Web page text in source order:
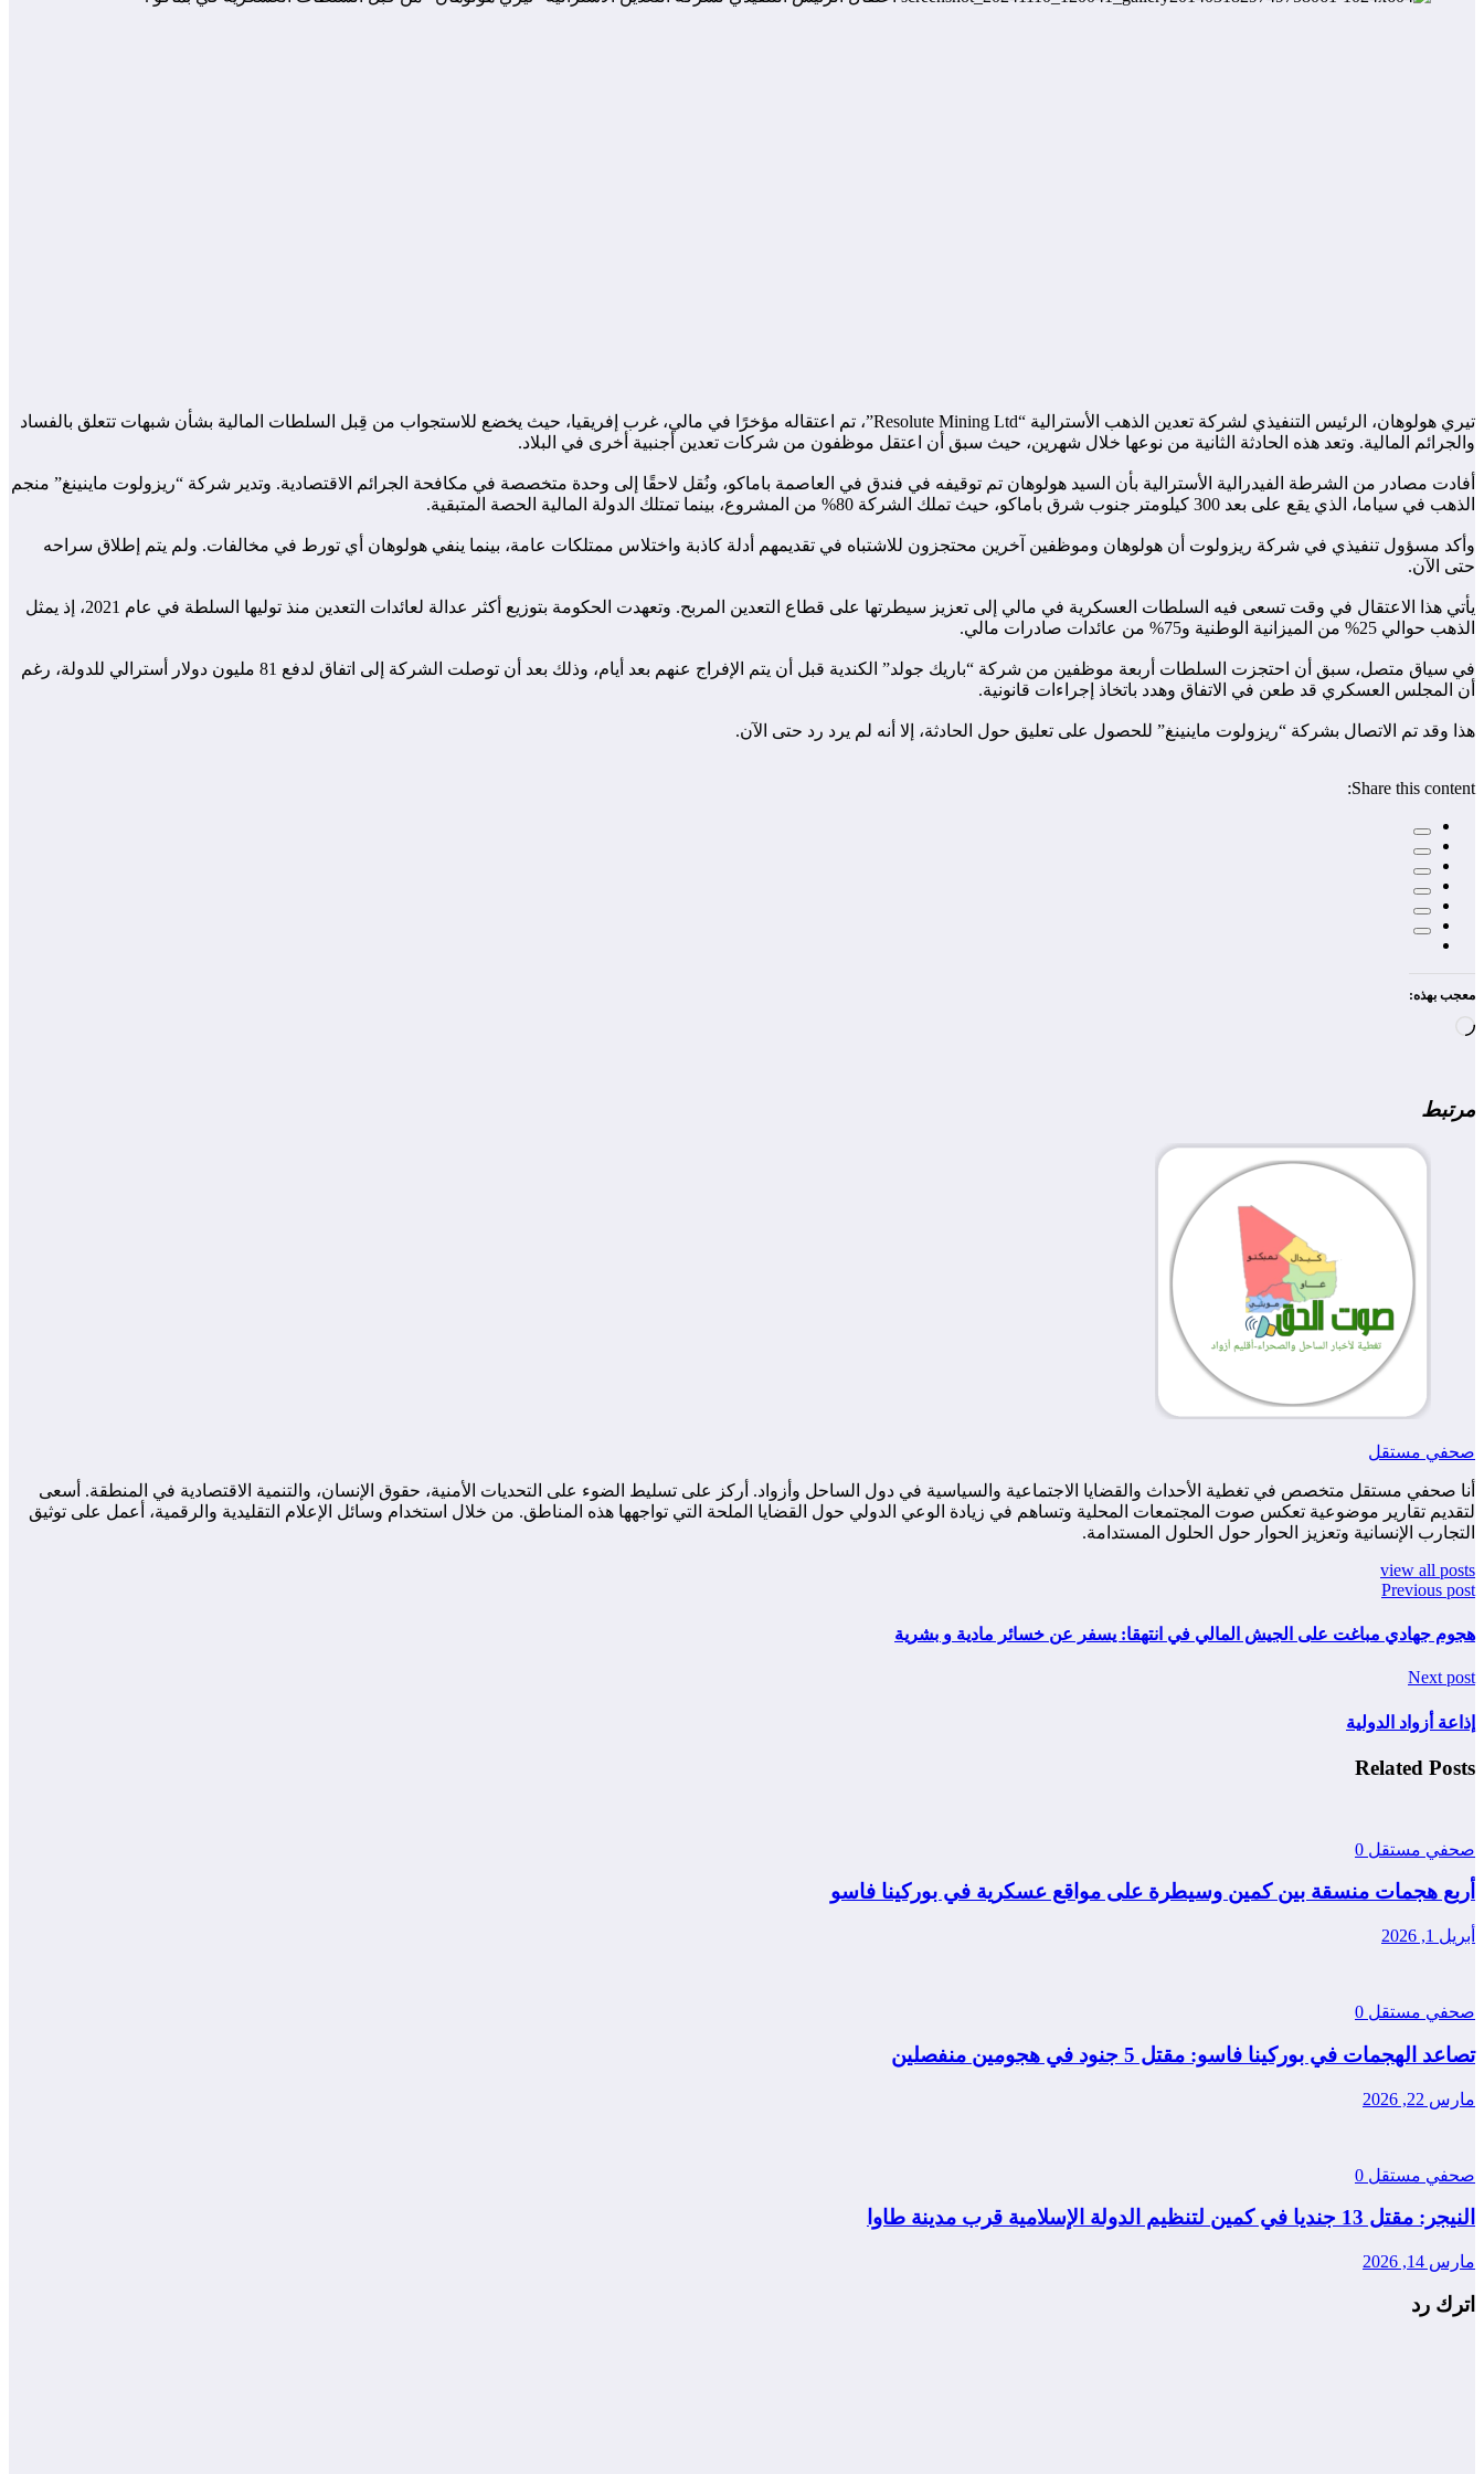
تيري هولوهان، الرئيس التنفيذي لشركة تعدين الذهب الأسترالية “Resolute Mining Ltd”، تم اعتقاله مؤخرًا في مالي، غرب إفريقيا، حيث يخضع للاستجواب من قِبل السلطات المالية بشأن شبهات تتعلق بالفساد
والجرائم المالية. وتعد هذه الحادثة الثانية من نوعها خلال شهرين، حيث سبق أن اعتقل موظفون من شركات تعدين أجنبية أخرى في البلاد.
أفادت مصادر من الشرطة الفيدرالية الأسترالية بأن السيد هولوهان تم توقيفه في فندق في العاصمة باماكو، ونُقل لاحقًا إلى وحدة متخصصة في مكافحة الجرائم الاقتصادية. وتدير شركة “ريزولوت ماينينغ” منجم
الذهب في سياما، الذي يقع على بعد 300 كيلومتر جنوب شرق باماكو، حيث تملك الشركة 80% من المشروع، بينما تمتلك الدولة المالية الحصة المتبقية.
وأكد مسؤول تنفيذي في شركة ريزولوت أن هولوهان وموظفين آخرين محتجزون للاشتباه في تقديمهم أدلة كاذبة واختلاس ممتلكات عامة، بينما ينفي هولوهان أي تورط في مخالفات. ولم يتم إطلاق سراحه
حتى الآن.
يأتي هذا الاعتقال في وقت تسعى فيه السلطات العسكرية في مالي إلى تعزيز سيطرتها على قطاع التعدين المربح. وتعهدت الحكومة بتوزيع أكثر عدالة لعائدات التعدين منذ توليها السلطة في عام 2021، إذ يمثل
الذهب حوالي 25% من الميزانية الوطنية و75% من عائدات صادرات مالي.
في سياق متصل، سبق أن احتجزت السلطات أربعة موظفين من شركة “باريك جولد” الكندية قبل أن يتم الإفراج عنهم بعد أيام، وذلك بعد أن توصلت الشركة إلى اتفاق لدفع 81 مليون دولار أسترالي للدولة، رغم
أن المجلس العسكري قد طعن في الاتفاق وهدد باتخاذ إجراءات قانونية.
هذا وقد تم الاتصال بشركة “ريزولوت ماينينغ” للحصول على تعليق حول الحادثة، إلا أنه لم يرد رد حتى الآن.
Share this content:
معجب بهذه:
مرتبط
صحفي مستقل
أنا صحفي مستقل متخصص في تغطية الأحداث والقضايا الاجتماعية والسياسية في دول الساحل وأزواد. أركز على تسليط الضوء على التحديات الأمنية، حقوق الإنسان، والتنمية الاقتصادية في المنطقة. أسعى
لتقديم تقارير موضوعية تعكس صوت المجتمعات المحلية وتساهم في زيادة الوعي الدولي حول القضايا الملحة التي تواجهها هذه المناطق. من خلال استخدام وسائل الإعلام التقليدية والرقمية، أعمل على توثيق
التجارب الإنسانية وتعزيز الحوار حول الحلول المستدامة.
view all posts
Previous post
هجوم جهادي مباغت على الجيش المالي في انتهقا: يسفر عن خسائر مادية و بشرية
Next post
إذاعة أزواد الدولية
Related Posts
صحفي مستقل 0
أربع هجمات منسقة بين كمين وسيطرة على مواقع عسكرية في بوركينا فاسو
أبريل 1, 2026
صحفي مستقل 0
تصاعد الهجمات في بوركينا فاسو: مقتل 5 جنود في هجومين منفصلين
مارس 22, 2026
صحفي مستقل 0
النيجر: مقتل 13 جنديا في كمين لتنظيم الدولة الإسلامية قرب مدينة طاوا
مارس 14, 2026
اترك رد